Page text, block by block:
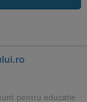
pentru educatie